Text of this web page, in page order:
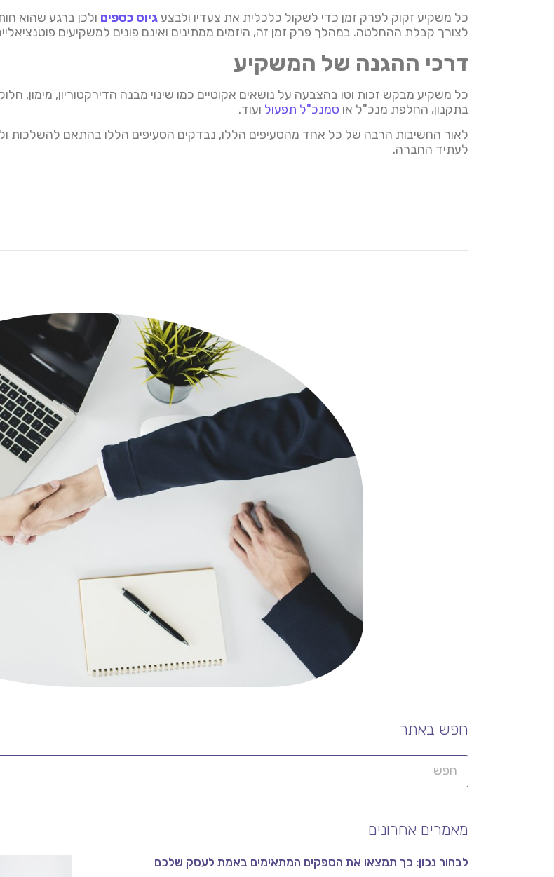
כל משקיע זקוק לפרק זמן כדי לשקול כלכלית את צעדיו ולבצעגיוס כספים
לצורך קבלת ההחלטה. במהלך פרק זמן זה, היזמים ממתינים ואינם פונים למשקיעים
דרכי ההגנה של המשקיע
כל משקיע מבקש זכות וטו בהצבעה על נושאים אקוטיים כמו שינוי מבנה הדירקטוריון, מימון,
בתקנון, החלפת מנכ"ל או סמנכ"ל תפעול ועוד.
לאור החשיבות הרבה של כל אחד מהסעיפים הללו, נבדקים הסעיפים הללו בהתאם להשלכות
לעתיד החברה.
חפש באתר
מאמרים אחרונים
לבחור נכון: כך תמצאו את הספקים המתאימים באמת לעסק שלכם